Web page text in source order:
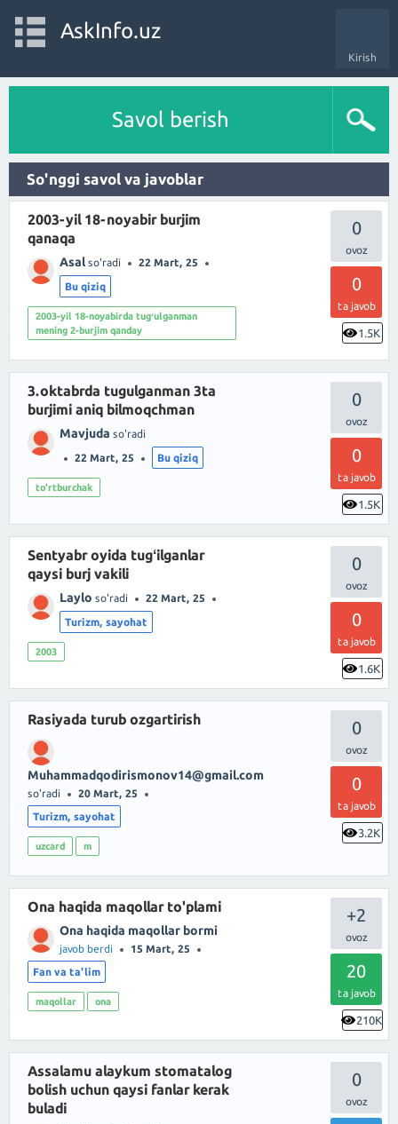
Kirish
AskInfo.uz
Savol berish
So'nggi savol va javoblar
0
0
ta javob
1.5K
2003-yil 18-noyabir burjim
qanaqa
Asal so'radi 22 Mart, 25
Bu qiziq
2003-yil 18-noyabirda tugʻulganman
mening 2-burjim qanday
0
0
ta javob
1.5K
3.oktabrda tugulganman 3ta
burjimi aniq bilmoqchman
Mavjuda so'radi
22 Mart, 25 Bu qiziq
to'rtburchak
0
0
ta javob
1.6K
Sentyabr oyida tugʻilganlar
qaysi burj vakili
Laylo so'radi 22 Mart, 25
Turizm, sayohat
2003
0
0
ta javob
3.2K
Rasiyada turub ozgartirish
Muhammadqodirismonov14@gmail.com
so'radi
20 Mart, 25
Turizm, sayohat
uzcard m
+2
20
ta javob
210K
Ona haqida maqollar to'plami
Ona haqida maqollar bormi
javob berdi
15 Mart, 25
Fan va ta'lim
maqollar ona
0
Assalamu alaykum stomatalog
bolish uchun qaysi fanlar kerak
buladi